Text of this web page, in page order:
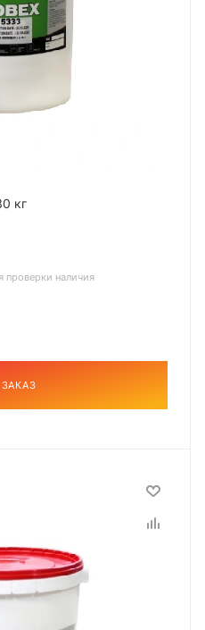
кг
проверки наличия